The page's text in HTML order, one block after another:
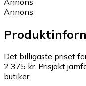
Annons
Det billigaste priset
2 375 kr. Prisjakt
butiker.